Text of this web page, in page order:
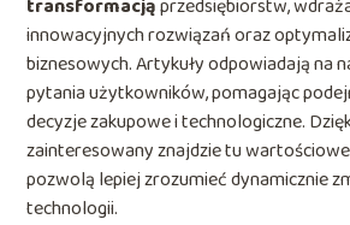
transformacjąprzedsiębiorstw,
innowacyjnych rozwiązań oraz
biznesowych. Artykuły odpowiadają na
pytania użytkowników, pomagając
decyzje zakupowe i technologiczne.
zainteresowany znajdzie tu
pozwolą lepiej zrozumieć dynamicznie
technologii.